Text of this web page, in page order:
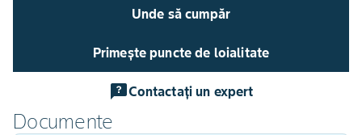
Unde să cumpăr
Primește puncte de loialitate
Contactați un expert
Documente